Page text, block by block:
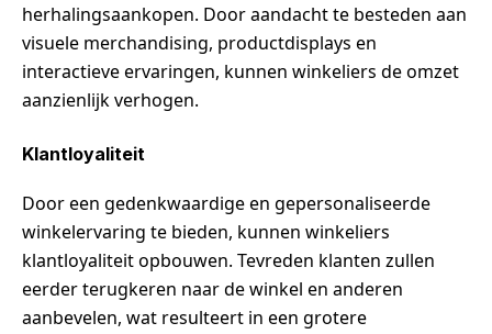
herhalingsaankopen. Door aandacht te besteden aan
visuele merchandising, productdisplays en
interactieve ervaringen, kunnen winkeliers de omzet
aanzienlijk verhogen.
Klantloyaliteit
Door een gedenkwaardige en gepersonaliseerde
winkelervaring te bieden, kunnen winkeliers
klantloyaliteit opbouwen. Tevreden klanten zullen
eerder terugkeren naar de winkel en anderen
aanbevelen, wat resulteert in een grotere